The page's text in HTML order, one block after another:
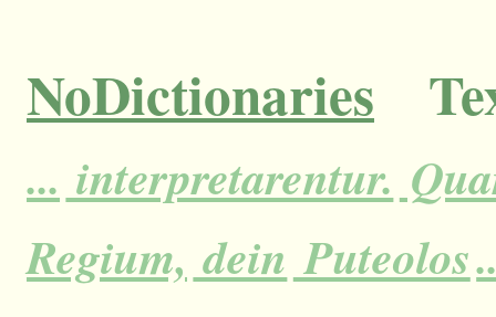
NoDictionaries
... interpretarentur.
Regium, dein Puteolos